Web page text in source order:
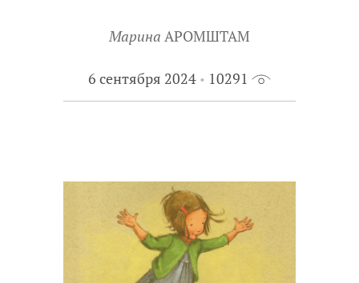
Марина АРОМШТАМ
6 сентября 2024 10291